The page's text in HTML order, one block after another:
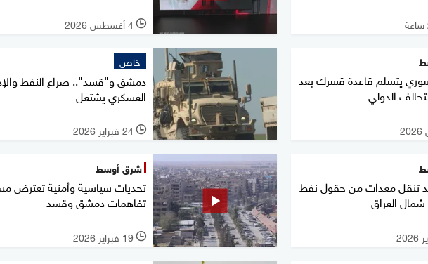
l 4 أغسطس 2026
يتسلم قاعدة قسرك بعد
الدولي
خاص
دمشق و"قسد".. صراع النفط
العسكري يشتعل
l 24 فبراير 2026
تنقل معدات من حقول نفط
العراق
شرق أوسط
تحديات سياسية وأمنية تعترض
تفاهمات دمشق وقسد
l 19 فبراير 2026